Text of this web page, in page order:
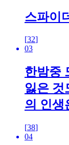
스파이
[32]
03
한밤중
잃은 것
의 인생
[38]
04